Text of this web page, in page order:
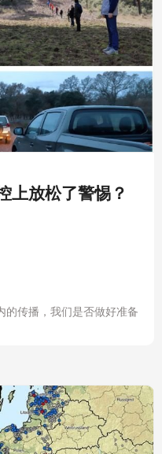
上放松了警惕？
的传播，我们是否做好准备